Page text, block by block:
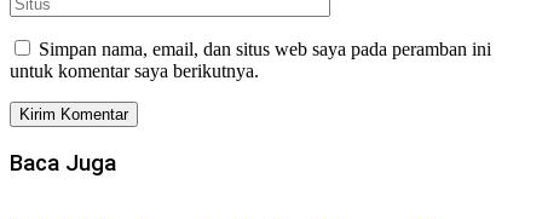
Simpan nama, email, dan situs web saya pada peramban ini
untuk komentar saya berikutnya.
Baca Juga